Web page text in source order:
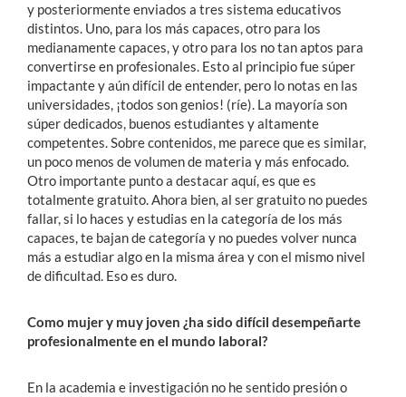
y posteriormente enviados a tres sistema educativos
distintos. Uno, para los más capaces, otro para los
medianamente capaces, y otro para los no tan aptos para
convertirse en profesionales. Esto al principio fue súper
impactante y aún difícil de entender, pero lo notas en las
universidades, ¡todos son genios! (ríe). La mayoría son
súper dedicados, buenos estudiantes y altamente
competentes. Sobre contenidos, me parece que es similar,
un poco menos de volumen de materia y más enfocado.
Otro importante punto a destacar aquí, es que es
totalmente gratuito. Ahora bien, al ser gratuito no puedes
fallar, si lo haces y estudias en la categoría de los más
capaces, te bajan de categoría y no puedes volver nunca
más a estudiar algo en la misma área y con el mismo nivel
de dificultad. Eso es duro.
Como mujer y muy joven ¿ha sido difícil desempeñarte
profesionalmente en el mundo laboral?
En la academia e investigación no he sentido presión o